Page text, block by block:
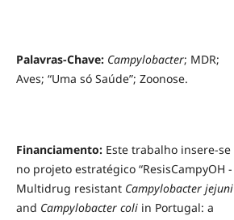
Palavras-Chave: Campylobacter; MDR;
Aves; “Uma só Saúde”; Zoonose.
Financiamento:Este trabalho insere-se
no projeto estratégico “ResisCampyOH -
Multidrug resistant Campylobacter jejuni
and Campylobacter coliin Portugal: a